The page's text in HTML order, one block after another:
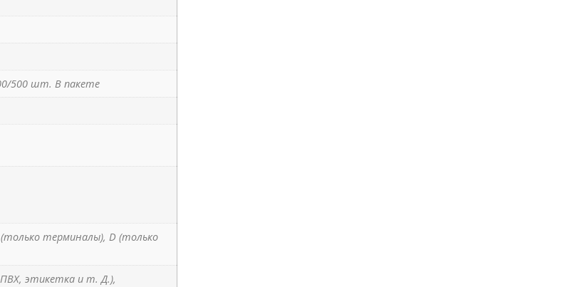
500 шт. В пакете
(только терминалы), D (только
ПВХ, этикетка и т. Д.),